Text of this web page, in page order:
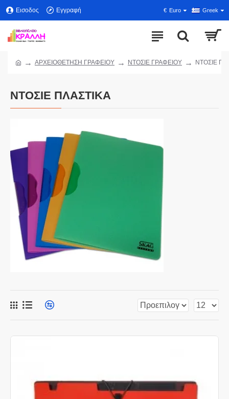
Εισοδος Εγγραφή € Euro Greek
ΑΡΧΕΙΟΘΕΤΗΣΗ ΓΡΑΦΕΙΟΥ ΝΤΟΣΙΕ ΓΡΑΦΕΙΟΥ ΝΤΟΣΙΕ
ΝΤΟΣΙΕ ΠΛΑΣΤΙΚΑ